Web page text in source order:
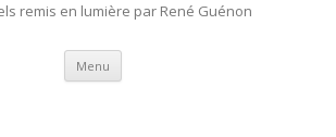
remis en lumière par René Guénon
Menu Aller
contenu